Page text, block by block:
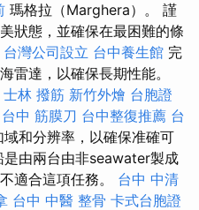
瑪格拉（Marghera）。 謹
狀態，並確保在最困難的條
台灣公司設立 台中養生館 完
雷達，以確保長期性能。
士林 撥筋 新竹外燴 台胞證
台中 筋膜刀 台中整復推薦 台
和分辨率，以確保准確可
由兩台由非seawater製成
適合這項任務。 台中 中清
台中 中醫 整骨 卡式台胞證